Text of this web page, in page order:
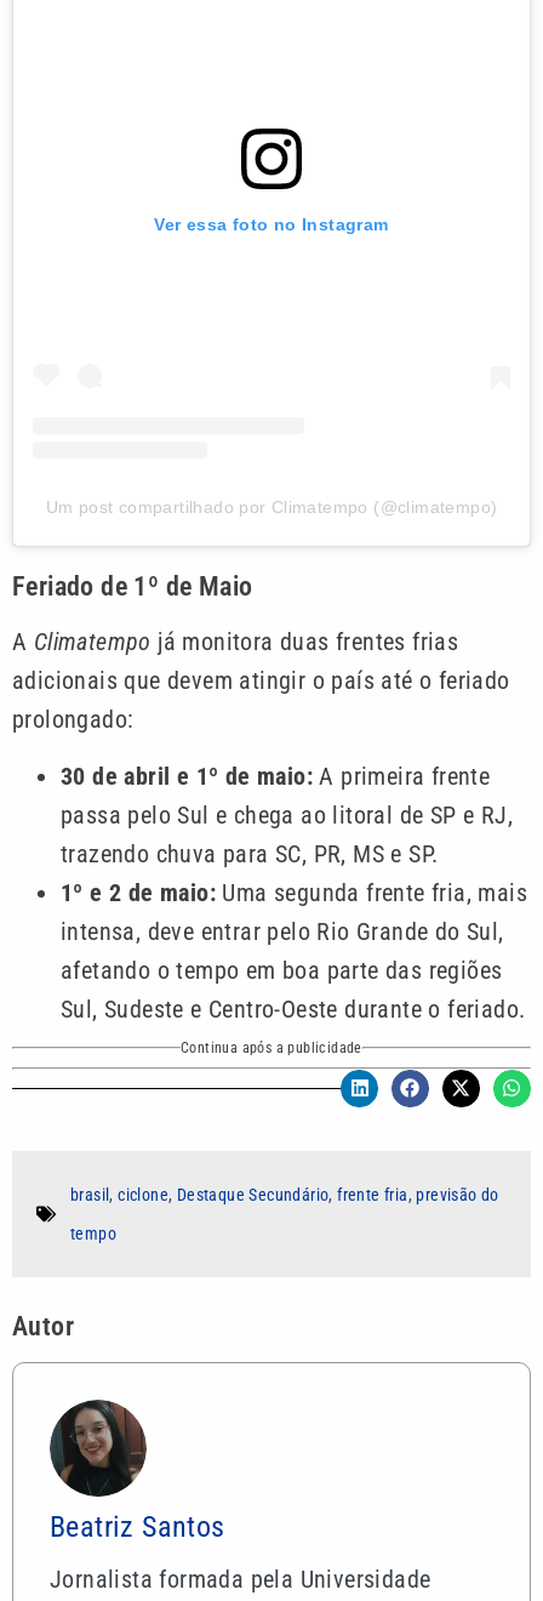
Ver essa foto no Instagram
Um post compartilhado por Climatempo (@climatempo)
Feriado de 1º de Maio
A Climatempo já monitora duas frentes frias
adicionais que devem atingir o país até o feriado
prolongado:
30 de abril e 1º de maio: A primeira frente
passa pelo Sul e chega ao litoral de SP e RJ,
trazendo chuva para SC, PR, MS e SP.
1º e 2 de maio: Uma segunda frente fria, mais
intensa, deve entrar pelo Rio Grande do Sul,
afetando o tempo em boa parte das regiões
Sul, Sudeste e Centro-Oeste durante o feriado.
Continua após a publicidade
brasil,ciclone, Destaque Secundário,frente fria, previsão do
tempo
Autor
Beatriz Santos
Jornalista formada pela Universidade